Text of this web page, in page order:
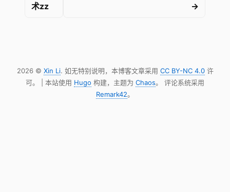
术zz
→
2026 © Xin Li. 如无特别说明，本博客文章采用 CC BY-NC 4.0许
可。 | 本站使用 Hugo 构建，主题为 Chaos。 评论系统采用
Remark42。